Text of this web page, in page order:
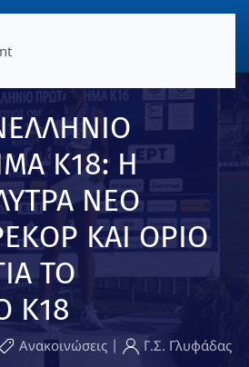
Κ18: Η
ΝΕΟ
ΚΑΙ ΟΡΙΟ
ΤΟ
Κ18
Ανακοινώσεις | Γ.Σ. Γλυφάδας